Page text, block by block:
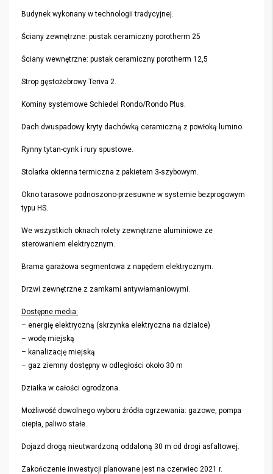
Budynek wykonany w technologii tradycyjnej.
Ściany zewnętrzne: pustak ceramiczny porotherm 25
Ściany wewnętrzne: pustak ceramiczny porotherm 12,5
Strop gęstożebrowy Teriva 2.
Kominy systemowe Schiedel Rondo/Rondo Plus.
Dach dwuspadowy kryty dachówką ceramiczną z powłoką lumino.
Rynny tytan-cynk i rury spustowe.
Stolarka okienna termiczna z pakietem 3-szybowym.
Okno tarasowe podnoszono-przesuwne w systemie bezprogowym
typu HS.
We wszystkich oknach rolety zewnętrzne aluminiowe ze
sterowaniem elektrycznym.
Brama garażowa segmentowa z napędem elektrycznym.
Drzwi zewnętrzne z zamkami antywłamaniowymi.
Dostępne media:
– energię elektryczną (skrzynka elektryczna na działce)
– wodę miejską
– kanalizację miejską
– gaz ziemny dostępny w odległości około 30 m
Działka w całości ogrodzona.
Możliwość dowolnego wyboru źródła ogrzewania: gazowe, pompa
ciepła, paliwo stałe.
Dojazd drogą nieutwardzoną oddaloną 30 m od drogi asfaltowej.
Zakończenie inwestycji planowane jest na czerwiec 2021 r.